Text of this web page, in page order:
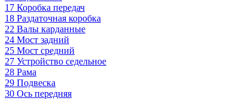
17 Коробка передач
18 Раздаточная коробка
22 Валы карданные
24 Мост задний
25 Мост средний
27 Устройство седельное
28 Рама
29 Подвеска
30 Ось передняя